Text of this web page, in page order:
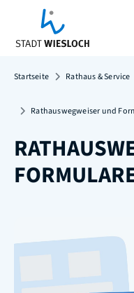
Startseite Rathaus & Service
Rathauswegweiser und